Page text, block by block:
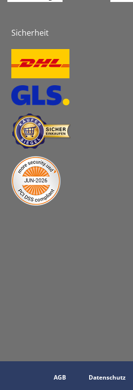
Sicherheit
AGB Datenschutz